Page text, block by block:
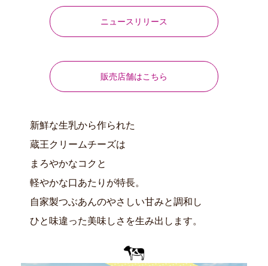
ニュースリリース
販売店舗はこちら
新鮮な生乳から作られた
蔵王クリームチーズは
まろやかなコクと
軽やかな口あたりが特長。
自家製つぶあんのやさしい甘みと調和し
ひと味違った美味しさを生み出します。